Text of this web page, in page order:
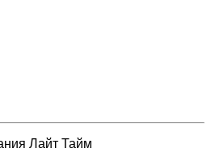
Лайт Тайм